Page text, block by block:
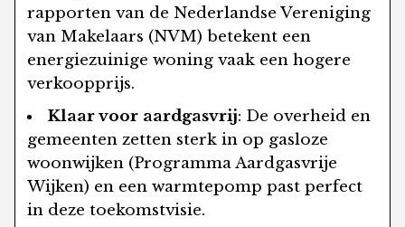
rapporten van de Nederlandse Vereniging
van Makelaars (NVM) betekent een
energiezuinige woning vaak een hogere
verkoopprijs.
Klaar voor aardgasvrij: De overheid en
gemeenten zetten sterk in op gasloze
woonwijken (Programma Aardgasvrije
Wijken) en een warmtepomp past perfect
in deze toekomstvisie.